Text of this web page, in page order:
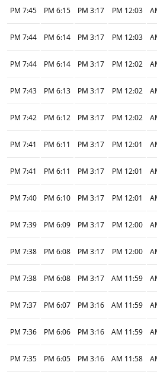
12:03 PM
3:17 PM
6:15 PM
7:45 PM
12:03 PM
3:17 PM
6:14 PM
7:44 PM
12:02 PM
3:17 PM
6:14 PM
7:44 PM
12:02 PM
3:17 PM
6:13 PM
7:43 PM
12:02 PM
3:17 PM
6:12 PM
7:42 PM
12:01 PM
3:17 PM
6:11 PM
7:41 PM
12:01 PM
3:17 PM
6:11 PM
7:41 PM
12:01 PM
3:17 PM
6:10 PM
7:40 PM
12:00 PM
3:17 PM
6:09 PM
7:39 PM
12:00 PM
3:17 PM
6:08 PM
7:38 PM
11:59 AM
3:17 PM
6:08 PM
7:38 PM
11:59 AM
3:16 PM
6:07 PM
7:37 PM
11:59 AM
3:16 PM
6:06 PM
7:36 PM
11:58 AM
3:16 PM
6:05 PM
7:35 PM